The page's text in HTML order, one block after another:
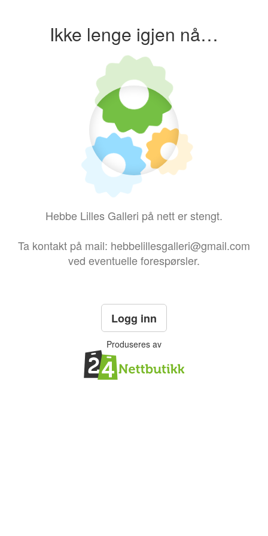
Ikke lenge igjen nå…
Hebbe Lilles Galleri på nett er stengt.
Ta kontakt på mail: hebbelillesgalleri@gmail.com
ved eventuelle forespørsler.
Logg inn
Produseres av